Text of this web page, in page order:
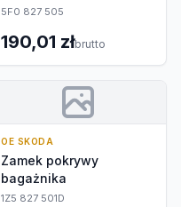
5F0 827 505
190,01 złbrutto
OE SKODA
Zamek pokrywy
bagażnika
1Z5 827 501D